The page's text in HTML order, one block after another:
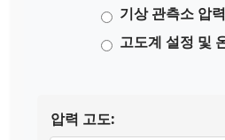
기상 관측소 압
고도계 설정 및
압력 고도: